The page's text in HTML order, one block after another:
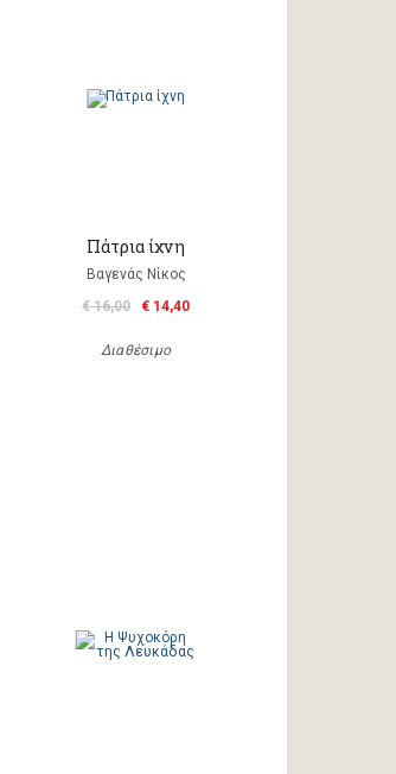
Πάτρια ίχνη
Βαγενάς Νίκος
€ 16,00
€ 14,40
Διαθέσιμο